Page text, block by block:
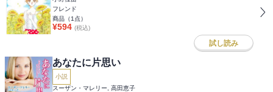
フレンド
商品（1 点）
¥594 (税込)
試し読み
あなたに片思い
小説
スーザン・マレリー, 高田恵子